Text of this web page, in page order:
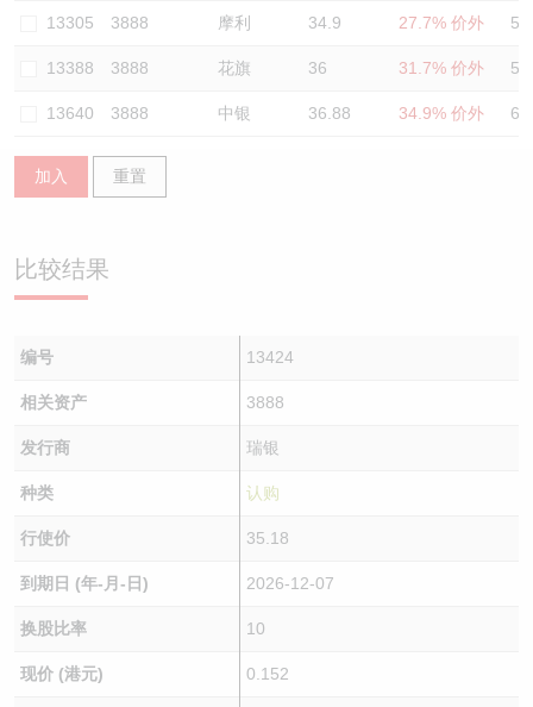
13305 3888 摩利 34.9 27.7% 价外
13388 3888 花旗 36 31.7% 价外
13640 3888 中银 36.88 34.9% 价外
加入 重置
比较结果
编号 13424
相关资产 3888
发行商 瑞银
种类 认购
行使价 35.18
到期日 (年-月-日) 2026-12-07
换股比率 10
现价 (港元) 0.152
认股证/牛熊证日志
认股证文件及公告
牛熊证到期结算价查找
牛熊证分析仪
牛熊证文件及公告
牛熊证文件及公告 (瑞信)
中资ETFs溢价比较
AH 股价对照
ADR
收市竞价变化